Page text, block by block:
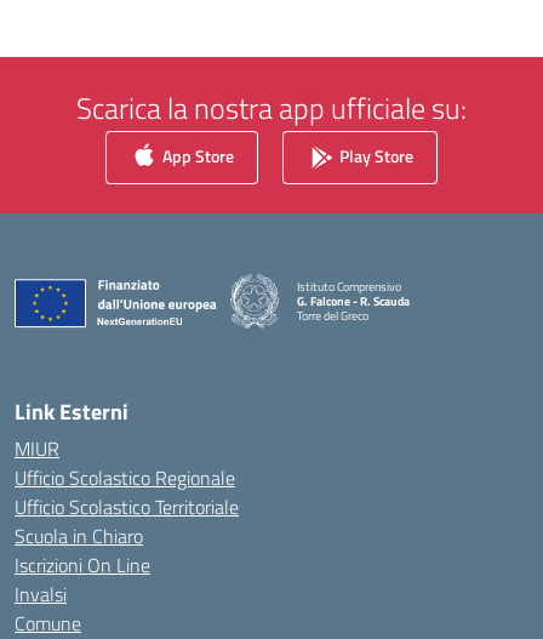
Scarica la nostra app ufficiale su:
App Store Play Store
Istituto Comprensivo
G. Falcone - R. Scauda
Torre del Greco
Link Esterni
MIUR
Ufficio Scolastico Regionale
Ufficio Scolastico Territoriale
Scuola in Chiaro
Iscrizioni On Line
Invalsi
Comune